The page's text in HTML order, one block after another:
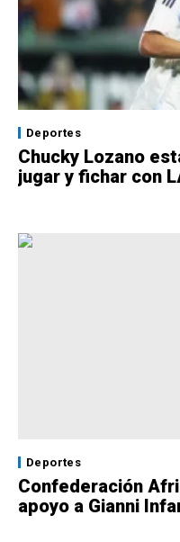
Deportes
Chucky Lozano
jugar y fichar con
Deportes
Confederación
apoyo a Gianni